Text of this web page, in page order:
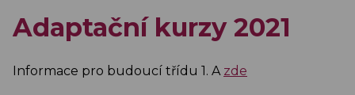
Adaptační kurzy 2021
Informace pro budoucí třídu 1. A zde